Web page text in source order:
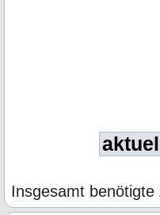
Insgesamt